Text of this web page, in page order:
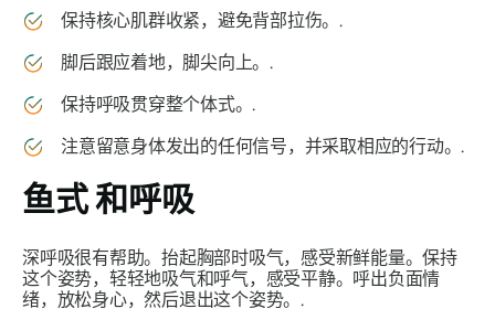
保持核心肌群收紧，避免背部拉伤。.
脚后跟应着地，脚尖向上。.
保持呼吸贯穿整个体式。.
注意留意身体发出的任何信号，并采取相应的行动。.
鱼式和呼吸
深呼吸很有帮助。抬起胸部时吸气，感受新鲜能量。保持
这个姿势，轻轻地吸气和呼气，感受平静。呼出负面情
绪，放松身心，然后退出这个姿势。.